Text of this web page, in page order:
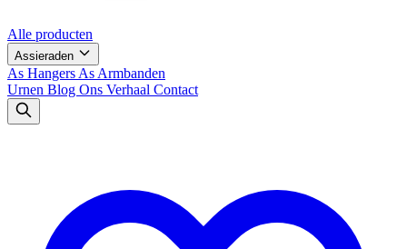
Alle producten
Assieraden
As Hangers As Armbanden
Urnen Blog Ons Verhaal Contact